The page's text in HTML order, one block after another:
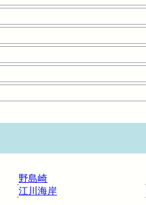
野島崎
江川海岸